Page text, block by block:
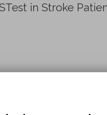
in Stroke
in stroke patients